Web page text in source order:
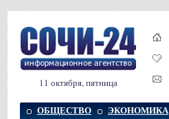
11 октября, пятница
ОБЩЕСТВО ЭКОНОМИКА